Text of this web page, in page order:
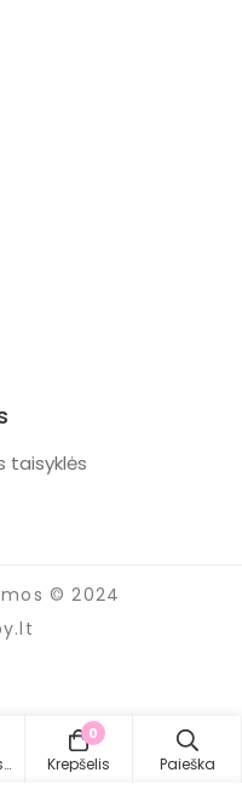
taisyklės
© 2024
0
Krepšelis Paieška